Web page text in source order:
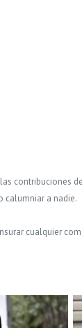
contribuciones
calumniar a nadie.
cualquier